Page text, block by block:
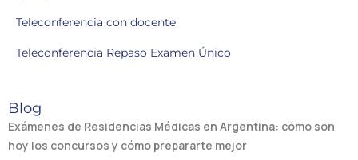
Teleconferencia con docente
Teleconferencia Repaso Examen Único
Blog
Exámenes de Residencias Médicas en Argentina: cómo son
hoy los concursos y cómo prepararte mejor